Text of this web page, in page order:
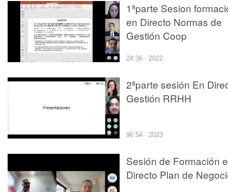
1ªparte Sesion
en Directo Normas de
Gestión Coop
24:36 · 2022
2ªparte sesión En
Gestión RRHH
96:54 · 2023
Sesión de Formación
Directo Plan de